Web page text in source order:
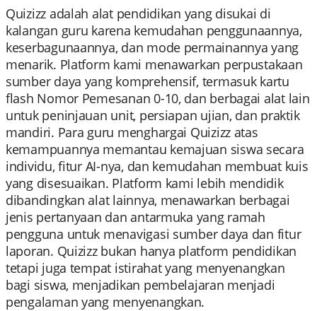
Quizizz adalah alat pendidikan yang disukai di
kalangan guru karena kemudahan penggunaannya,
keserbagunaannya, dan mode permainannya yang
menarik. Platform kami menawarkan perpustakaan
sumber daya yang komprehensif, termasuk kartu
flash Nomor Pemesanan 0-10, dan berbagai alat lain
untuk peninjauan unit, persiapan ujian, dan praktik
mandiri. Para guru menghargai Quizizz atas
kemampuannya memantau kemajuan siswa secara
individu, fitur AI-nya, dan kemudahan membuat kuis
yang disesuaikan. Platform kami lebih mendidik
dibandingkan alat lainnya, menawarkan berbagai
jenis pertanyaan dan antarmuka yang ramah
pengguna untuk menavigasi sumber daya dan fitur
laporan. Quizizz bukan hanya platform pendidikan
tetapi juga tempat istirahat yang menyenangkan
bagi siswa, menjadikan pembelajaran menjadi
pengalaman yang menyenangkan.